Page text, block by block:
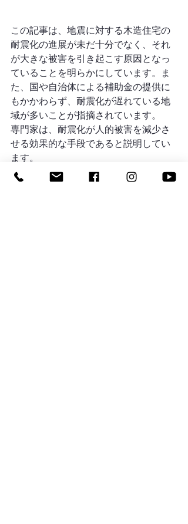
この記事は、地震に対する木造住宅の
耐震化の進展が未だ十分でなく、それ
が大きな被害を引き起こす原因となっ
ていることを明らかにしています。ま
た、国や自治体による補助金の提供に
もかかわらず、耐震化が遅れている地
域が多いことが指摘されています。
専門家は、耐震化が人的被害を減少さ
せる効果的な手段であると説明してい
ます。